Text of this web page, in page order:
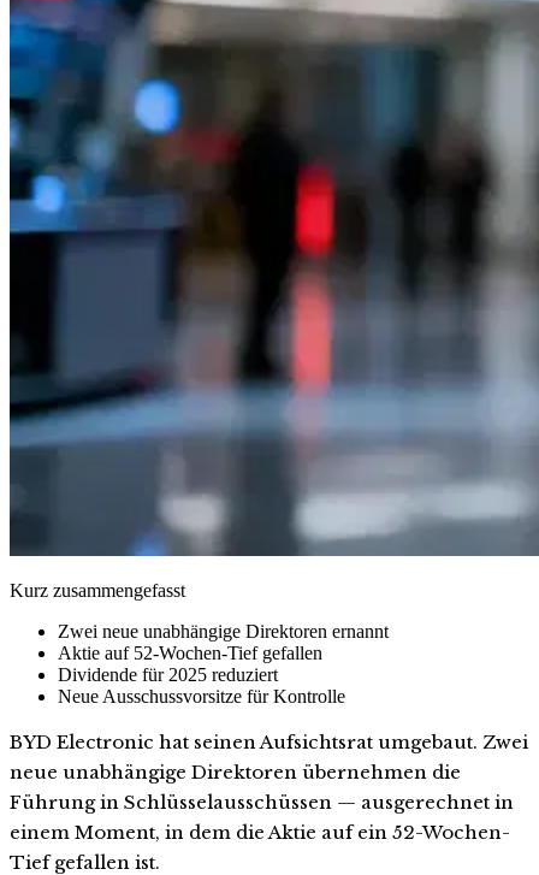
Kurz zusammengefasst
Zwei neue unabhängige Direktoren ernannt
Aktie auf 52-Wochen-Tief gefallen
Dividende für 2025 reduziert
Neue Ausschussvorsitze für Kontrolle
BYD Electronic hat seinen Aufsichtsrat umgebaut. Zwei
neue unabhängige Direktoren übernehmen die
Führung in Schlüsselausschüssen — ausgerechnet in
einem Moment, in dem die Aktie auf ein 52-Wochen-
Tief gefallen ist.